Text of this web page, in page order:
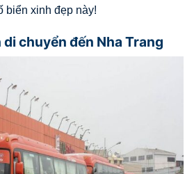
biển xinh đẹp này!
di chuyển đến Nha Trang